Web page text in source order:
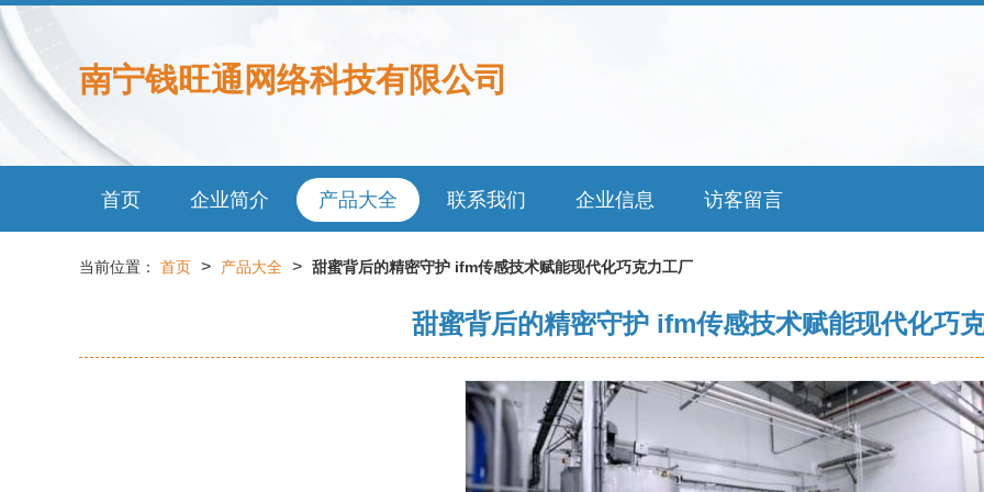
南宁钱旺通网络科技有限公司
首页 企业简介 产品大全 联系我们 企业信息 访客留言
当前位置： 首页 > 产品大全 > 甜蜜背后的精密守护 ifm传感技术赋能现代化巧克力工厂
甜蜜背后的精密守护 ifm传感技术赋能现代化巧